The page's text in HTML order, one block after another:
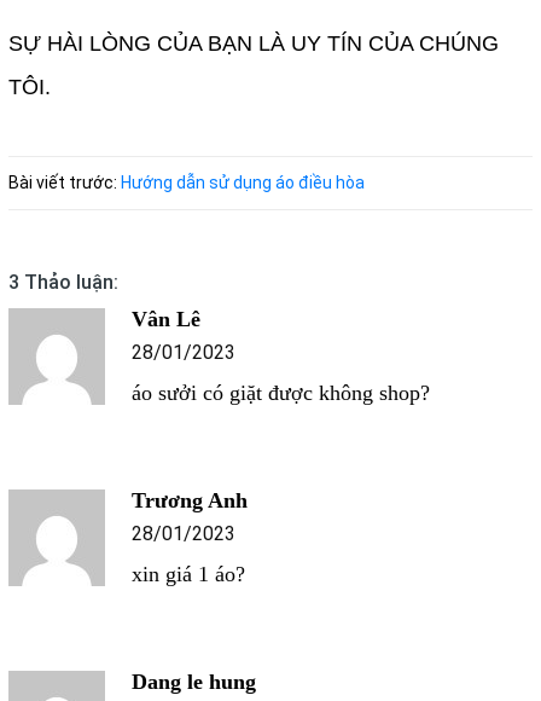
SỰ HÀI LÒNG CỦA BẠN LÀ UY TÍN CỦA CHÚNG
TÔI.
Bài viết trước: Hướng dẫn sử dụng áo điều hòa
3 Thảo luận:
Vân Lê
28/01/2023
áo sưởi có giặt được không shop?
Trương Anh
28/01/2023
xin giá 1 áo?
Dang le hung